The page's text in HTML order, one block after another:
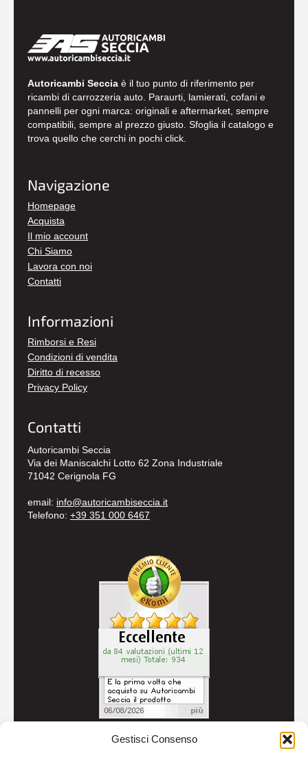
Gestisci Consenso
Autoricambi Seccia è il tuo punto di riferimento per
ricambi di carrozzeria auto. Paraurti, lamierati, cofani e
pannelli per ogni marca: originali e aftermarket, sempre
compatibili, sempre al prezzo giusto. Sfoglia il catalogo e
trova quello che cerchi in pochi click.
Navigazione
Homepage
Acquista
Il mio account
Chi Siamo
Lavora con noi
Contatti
Informazioni
Rimborsi e Resi
Condizioni di vendita
Diritto di recesso
Privacy Policy
Contatti
Autoricambi Seccia
Via dei Maniscalchi Lotto 62 Zona Industriale
71042 Cerignola FG
email: info@autoricambiseccia.it
Telefono: +39 351 000 6467